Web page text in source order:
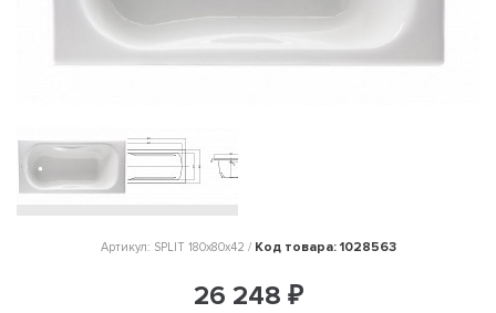
Артикул: SPLIT 180x80х42 / Код товара: 1028563
26 248 ₽